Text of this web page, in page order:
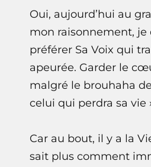
Oui, aujourd’hui au
mon raisonnement,
préférer Sa Voix qui
apeurée. Garder le
malgré le brouhaha
celui qui perdra sa vie
Car au bout, il y a la
sait plus comment